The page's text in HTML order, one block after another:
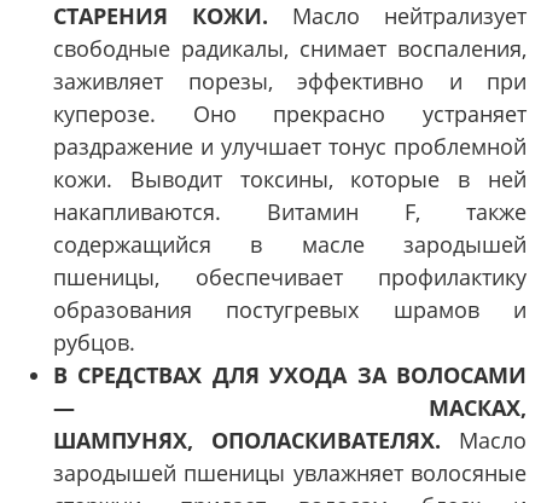
СТАРЕНИЯ КОЖИ. Масло нейтрализует
свободные радикалы, снимает воспаления,
заживляет порезы, эффективно и при
куперозе. Оно прекрасно устраняет
раздражение и улучшает тонус проблемной
кожи. Выводит токсины, которые в ней
накапливаются. Витамин F, также
содержащийся в масле зародышей
пшеницы, обеспечивает профилактику
образования постугревых шрамов и
рубцов.
В СРЕДСТВАХ ДЛЯ УХОДА ЗА ВОЛОСАМИ
— МАСКАХ,
ШАМПУНЯХ, ОПОЛАСКИВАТЕЛЯХ. Масло
зародышей пшеницы увлажняет волосяные